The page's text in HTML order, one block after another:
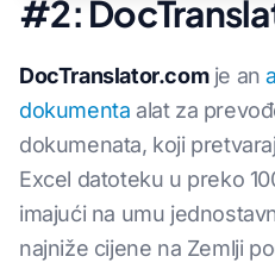
#2:
DocTranslator.comje an
dokumenta alat za
dokumenata, koji
Excel datoteku u preko
imajući na umu
najniže cijene na Zemlji